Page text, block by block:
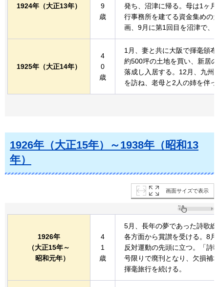
1924年 （大正13年）
9
歳
発ち、沼津に帰る。母は1ヶ
行事務所を建てる資金集めの
画、9月に第1回目を沼津で、
1925年 （大正14年）
4
0
歳
1月、妻と共に大阪で揮毫頒
約500坪の土地を買い、新居
落成し入居する。12月、九州
を訪ね、老母と2人の姉を伴
1926年（大正15年）～1938年（昭和13
年）
画面サイズで表示
1926年
（大正15年～
昭和元年）
4
1
歳
5月、長年の夢であった詩歌
各方面から賞讃を受ける。8
反対運動の先頭に立つ。「詩
号限りで廃刊となり、欠損補
揮毫旅行を続ける。